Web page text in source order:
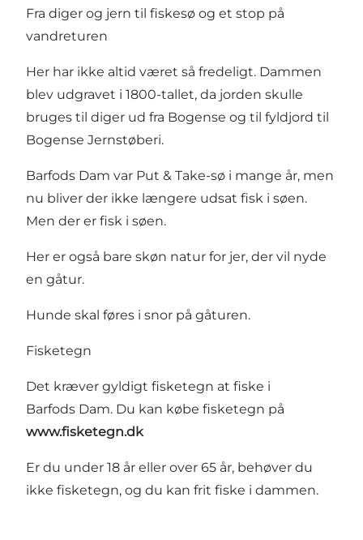
Fra diger og jern til fiskesø og et stop på
vandreturen
Her har ikke altid været så fredeligt. Dammen
blev udgravet i 1800-tallet, da jorden skulle
bruges til diger ud fra Bogense og til fyldjord til
Bogense Jernstøberi.
Barfods Dam var Put & Take-sø i mange år, men
nu bliver der ikke længere udsat fisk i søen.
Men der er fisk i søen.
Her er også bare skøn natur for jer, der vil nyde
en gåtur.
Hunde skal føres i snor på gåturen.
Fisketegn
Det kræver gyldigt fisketegn at fiske i
Barfods Dam. Du kan købe fisketegn på
www.fisketegn.dk
Er du under 18 år eller over 65 år, behøver du
ikke fisketegn, og du kan frit fiske i dammen.